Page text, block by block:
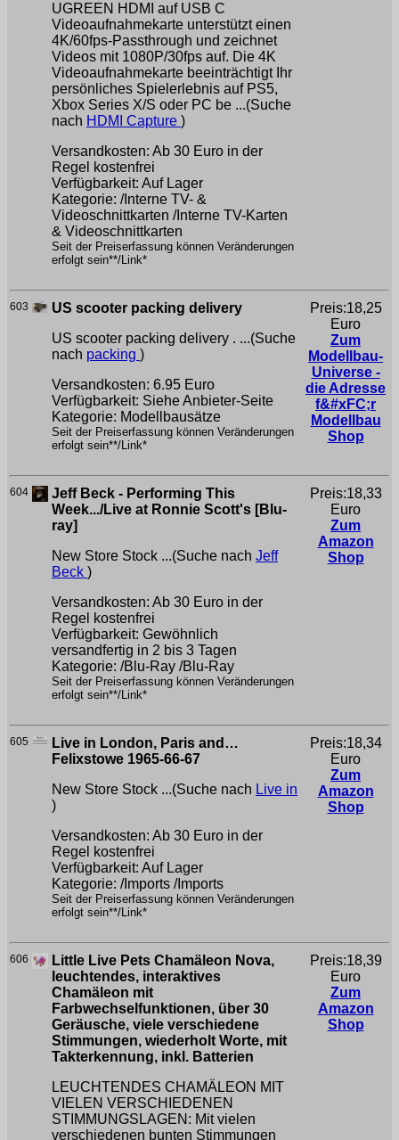
UGREEN HDMI auf USB C
Videoaufnahmekarte unterstützt einen
4K/60fps-Passthrough und zeichnet
Videos mit 1080P/30fps auf. Die 4K
Videoaufnahmekarte beeinträchtigt Ihr
persönliches Spielerlebnis auf PS5,
Xbox Series X/S oder PC be ...(Suche
nach HDMI Capture )
Versandkosten: Ab 30 Euro in der
Regel kostenfrei
Verfügbarkeit: Auf Lager
Kategorie: /Interne TV- &
Videoschnittkarten /Interne TV-Karten
& Videoschnittkarten
Seit der Preiserfassung können Veränderungen
erfolgt sein**/Link*
603
US scooter packing delivery
US scooter packing delivery . ...(Suche
nach packing )
Versandkosten: 6.95 Euro
Verfügbarkeit: Siehe Anbieter-Seite
Kategorie: Modellbausätze
Seit der Preiserfassung können Veränderungen
erfolgt sein**/Link*
Preis:18,25
Euro
Zum
Modellbau-
Universe -
die Adresse
f&#xFC;r
Modellbau
Shop
604
Jeff Beck - Performing This
Week.../Live at Ronnie Scott's [Blu-
ray]
New Store Stock ...(Suche nach Jeff
Beck )
Versandkosten: Ab 30 Euro in der
Regel kostenfrei
Verfügbarkeit: Gewöhnlich
versandfertig in 2 bis 3 Tagen
Kategorie: /Blu-Ray /Blu-Ray
Seit der Preiserfassung können Veränderungen
erfolgt sein**/Link*
Preis:18,33
Euro
Zum
Amazon
Shop
605
Live in London, Paris and…
Felixstowe 1965-66-67
New Store Stock ...(Suche nach Live in
)
Versandkosten: Ab 30 Euro in der
Regel kostenfrei
Verfügbarkeit: Auf Lager
Kategorie: /Imports /Imports
Seit der Preiserfassung können Veränderungen
erfolgt sein**/Link*
Preis:18,34
Euro
Zum
Amazon
Shop
606
Little Live Pets Chamäleon Nova,
leuchtendes, interaktives
Chamäleon mit
Farbwechselfunktionen, über 30
Geräusche, viele verschiedene
Stimmungen, wiederholt Worte, mit
Takterkennung, inkl. Batterien
LEUCHTENDES CHAMÄLEON MIT
VIELEN VERSCHIEDENEN
STIMMUNGSLAGEN: Mit vielen
verschiedenen bunten Stimmungen
Preis:18,39
Euro
Zum
Amazon
Shop